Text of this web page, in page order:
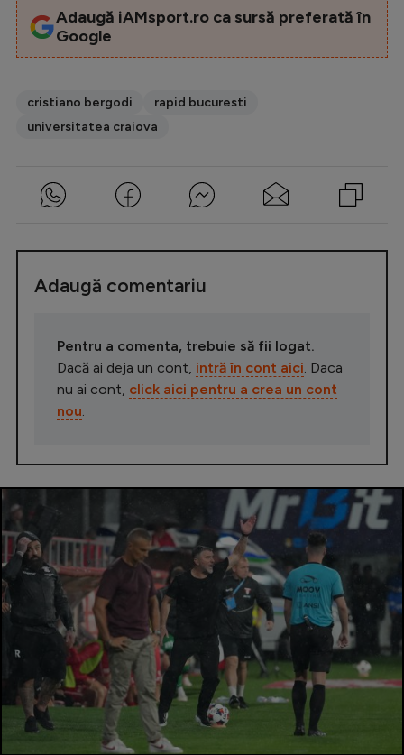
Adaugă iAMsport.ro ca sursă preferată în
Google
cristiano bergodi
rapid bucuresti
universitatea craiova
Adaugă comentariu
Pentru a comenta, trebuie să fii logat.
Dacă ai deja un cont, intră în cont aici . Daca
nu ai cont, click aici pentru a crea un cont
nou